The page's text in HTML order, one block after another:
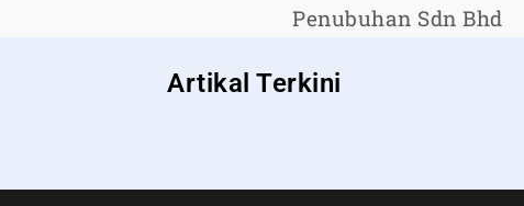
Penubuhan Sdn Bhd
Artikal Terkini